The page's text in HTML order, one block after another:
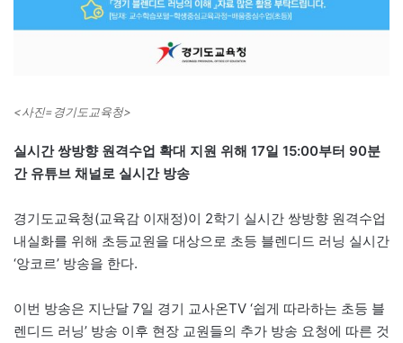
<사진=경기도교육청>
실시간 쌍방향 원격수업 확대 지원 위해 17일 15:00부터 90분
간 유튜브 채널로 실시간 방송
경기도교육청(교육감 이재정)이 2학기 실시간 쌍방향 원격수업
내실화를 위해 초등교원을 대상으로 초등 블렌디드 러닝 실시간
‘앙코르’ 방송을 한다.
이번 방송은 지난달 7일 경기 교사온TV ‘쉽게 따라하는 초등 블
렌디드 러닝’ 방송 이후 현장 교원들의 추가 방송 요청에 따른 것